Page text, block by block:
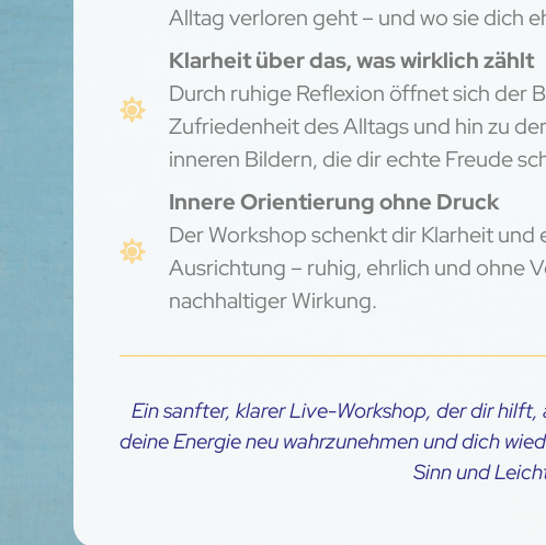
Alltag verloren geht – und wo sie dich
Klarheit über das, was wirklich zählt
Durch ruhige Reflexion öffnet sich der
Zufriedenheit des Alltags und hin zu
inneren Bildern, die dir echte Freude
Innere Orientierung ohne Druck
Der Workshop schenkt dir Klarheit und
Ausrichtung – ruhig, ehrlich und ohne
nachhaltiger Wirkung.
Ein sanfter, klarer Live-Workshop, der dir
deine Energie neu wahrzunehmen und dich
Sinn und